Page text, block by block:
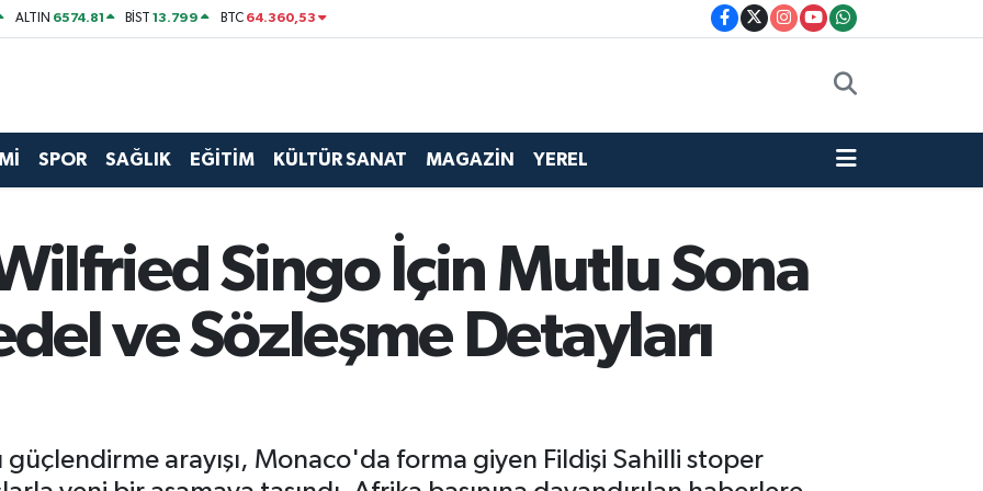
ALTIN 6574.81 BİST13.799 BTC 64.360,53
SPOR SAĞLIK EĞİTİM KÜLTÜR SANAT MAGAZİN YEREL
Singo İçin Mutlu Sona
ve Sözleşme Detayları
güçlendirme arayışı, Monaco'da forma giyen Fildişi Sahilli stoper